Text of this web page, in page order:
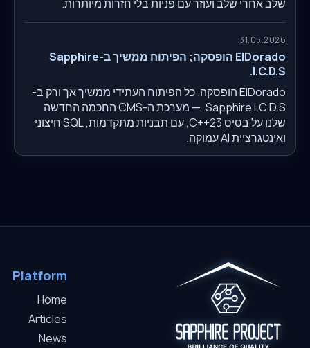
שלב אחרי שלב ועוזר עם פניות בלי חזרות מיותרות.
31.05.2026
ElDorado הופסקה; הפיתוח ממשיך ב-Sapphire
I.C.D.S.
ElDorado הופסקה. כל הפיתוח העתידי ממשיך אך ורק ב-
Sapphire I.C.D.S. — מערכת ה-CMS החכמה החדשה
שלנו על בסיס C++23, עם תבניות מתקדמות, SQL חיצוני
ואינטגרציית AI עמוקה.
Platform
Home
Articles
News